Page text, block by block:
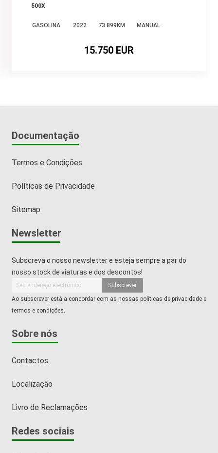
500X
GASOLINA 2022 73.899KM MANUAL
15.750 EUR
Documentação
Termos e Condições
Políticas de Privacidade
Sitemap
Newsletter
Subscreva o nosso newsletter e esteja sempre a par do
nosso stock de viaturas e dos descontos!
Subscrever
Ao subscrever está a concordar com as nossas políticas de privacidade e
termos e condições.
Sobre nós
Contactos
Localização
Livro de Reclamações
Redes sociais